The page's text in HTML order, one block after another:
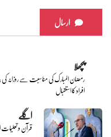
ارسال
پچھلا
افراد کا استقبال
اگلے
قرآن و